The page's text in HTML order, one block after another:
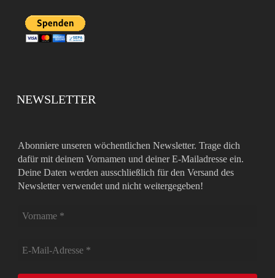
NEWSLETTER
Abonniere unseren wöchentlichen Newsletter. Trage dich
dafür mit deinem Vornamen und deiner E-Mailadresse ein.
Deine Daten werden ausschließlich für den Versand des
Newsletter verwendet und nicht weitergegeben!